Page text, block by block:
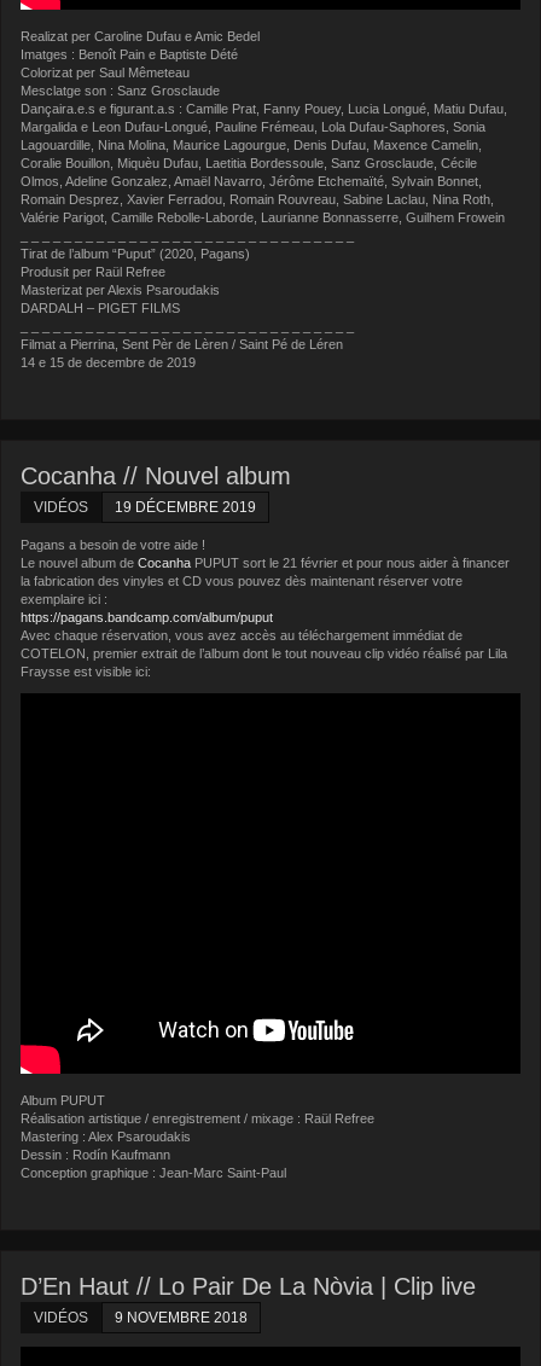
Realizat per Caroline Dufau e Amic Bedel
Imatges : Benoît Pain e Baptiste Dété
Colorizat per Saul Mêmeteau
Mesclatge son : Sanz Grosclaude
Dançaira.e.s e figurant.a.s : Camille Prat, Fanny Pouey, Lucia Longué, Matiu Dufau,
Margalida e Leon Dufau-Longué, Pauline Frémeau, Lola Dufau-Saphores, Sonia
Lagouardille, Nina Molina, Maurice Lagourgue, Denis Dufau, Maxence Camelin,
Coralie Bouillon, Miquèu Dufau, Laetitia Bordessoule, Sanz Grosclaude, Cécile
Olmos, Adeline Gonzalez, Amaël Navarro, Jérôme Etchemaïté, Sylvain Bonnet,
Romain Desprez, Xavier Ferradou, Romain Rouvreau, Sabine Laclau, Nina Roth,
Valérie Parigot, Camille Rebolle-Laborde, Laurianne Bonnasserre, Guilhem Frowein
Tirat de l’album “Puput” (2020, Pagans)
Produsit per Raül Refree
Masterizat per Alexis Psaroudakis
DARDALH – PIGET FILMS
Filmat a Pierrina, Sent Pèr de Lèren / Saint Pé de Léren
14 e 15 de decembre de 2019
Cocanha // Nouvel album
VIDÉOS 19 DÉCEMBRE 2019
Pagans a besoin de votre aide !
Le nouvel album deCocanha PUPUT sort le 21 février et pour nous aider à financer
la fabrication des vinyles et CD vous pouvez dès maintenant réserver votre
exemplaire ici :
https://pagans.bandcamp.com/album/puput
Avec chaque réservation, vous avez accès au téléchargement immédiat de
COTELON, premier extrait de l’album dont le tout nouveau clip vidéo réalisé par Lila
Fraysse est visible ici:
Album PUPUT
Réalisation artistique / enregistrement / mixage : Raül Refree
Mastering : Alex Psaroudakis
Dessin : Rodín Kaufmann
Conception graphique : Jean-Marc Saint-Paul
D’En Haut // Lo Pair De La Nòvia | Clip live
VIDÉOS 9 NOVEMBRE 2018